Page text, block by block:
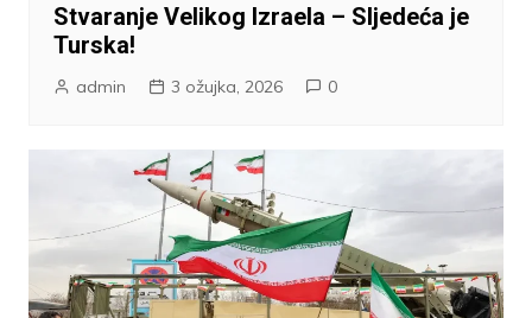
Stvaranje Velikog Izraela – Sljedeća je
Turska!
admin 3 ožujka, 2026 0